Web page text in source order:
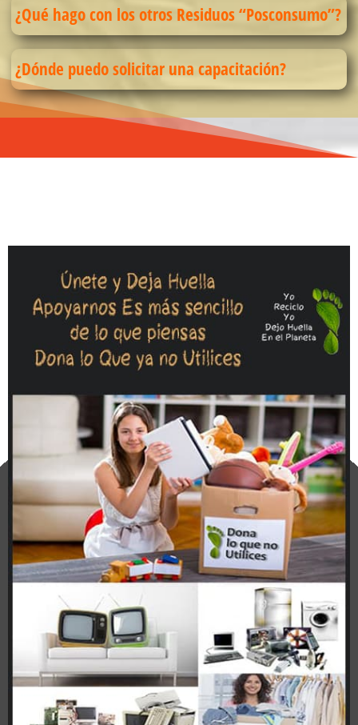
¿Qué hago con los otros Residuos “Posconsumo”?
¿Dónde puedo solicitar una capacitación?